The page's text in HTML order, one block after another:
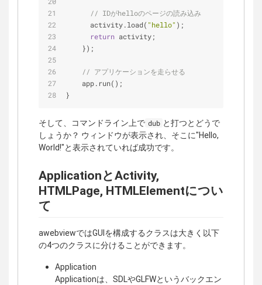
// IDがhelloのページの読み込み
      activity.load(
"hello" );
return activity;
    });
// アプリケーションを走らせる
    app.run();
}
そして、コマンドライン上で dub と打つとどうで
しょうか？ ウィンドウが表示され、そこに"Hello,
World!"と表示されていれば成功です。
ApplicationとActivity,
HTMLPage, HTMLElementについ
て
awebviewではGUIを構成するクラスは大きく以下
の4つのクラスに分けることができます。
Application
Applicationは、SDLやGLFWというバックエン